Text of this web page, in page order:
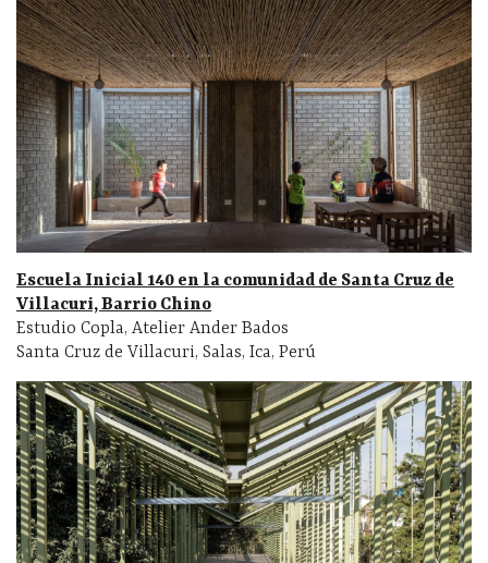
Escuela Inicial 140 en la comunidad de Santa Cruz de
Villacuri, Barrio Chino
Estudio Copla, Atelier Ander Bados
Santa Cruz de Villacuri, Salas, Ica, Perú